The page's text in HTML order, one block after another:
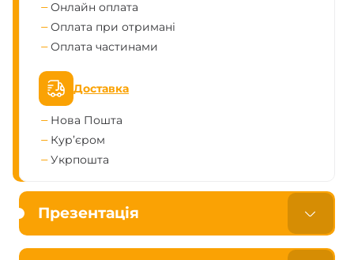
Онлайн оплата
Оплата при отримані
Оплата частинами
Доставка
Нова Пошта
Кур’єром
Укрпошта
Презентація